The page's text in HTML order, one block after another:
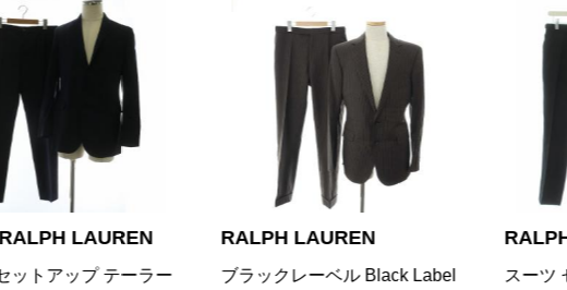
RALPH LAUREN
ブラックレーベル Black Label
RALPH LAUREN
スーツ セットアップ ストライ